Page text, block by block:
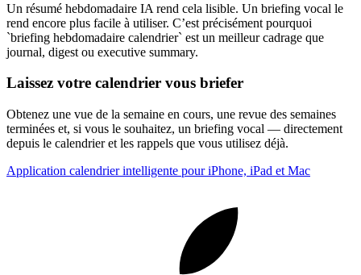
Un résumé hebdomadaire IA rend cela lisible. Un briefing vocal le
rend encore plus facile à utiliser. C’est précisément pourquoi
`briefing hebdomadaire calendrier` est un meilleur cadrage que
journal, digest ou executive summary.
Laissez votre calendrier vous briefer
Obtenez une vue de la semaine en cours, une revue des semaines
terminées et, si vous le souhaitez, un briefing vocal — directement
depuis le calendrier et les rappels que vous utilisez déjà.
Application calendrier intelligente pour iPhone, iPad et Mac